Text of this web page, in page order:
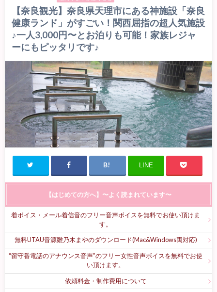
【奈良観光】奈良県天理市にある神施設「奈良
健康ランド」がすごい！関西屈指の超人気施設
♪一人3,000円〜とお泊りも可能！家族レジャ
ーにもピッタリです♪
LINE
【はじめての方へ】〜よく読まれています〜
着ボイス・メール着信音のフリー音声ボイスを無料でお使い頂けま
す。
無料UTAU音源雛乃木まやのダウンロード(Mac&Windows両対応)
“留守番電話のアナウンス音声”のフリー女性音声ボイスを無料でお使
い頂けます。
依頼料金・制作費用について